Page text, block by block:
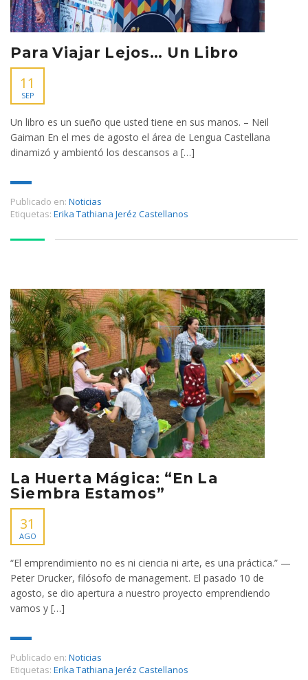
Para Viajar Lejos… Un Libro
11
SEP
Un libro es un sueño que usted tiene en sus manos. – Neil
Gaiman En el mes de agosto el área de Lengua Castellana
dinamizó y ambientó los descansos a […]
Publicado en: Noticias
Etiquetas: Erika Tathiana Jeréz Castellanos
La Huerta Mágica: “En La
Siembra Estamos”
31
AGO
“El emprendimiento no es ni ciencia ni arte, es una práctica.” —
Peter Drucker, filósofo de management. El pasado 10 de
agosto, se dio apertura a nuestro proyecto emprendiendo
vamos y […]
Publicado en: Noticias
Etiquetas: Erika Tathiana Jeréz Castellanos